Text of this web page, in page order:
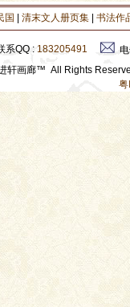
国 清末文人册页集 书法作
系QQ : 183205491
轩画廊™ All Rights